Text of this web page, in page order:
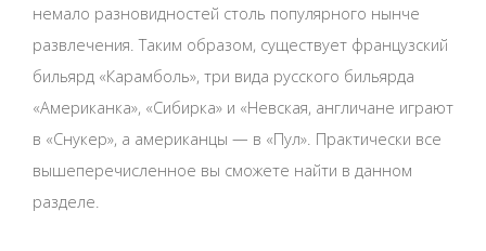
немало разновидностей столь популярного нынче
развлечения. Таким образом, существует французский
бильярд «Карамболь», три вида русского бильярда
«Американка», «Сибирка» и «Невская, англичане играют
в «Снукер», а американцы — в «Пул». Практически все
вышеперечисленное вы сможете найти в данном
разделе.